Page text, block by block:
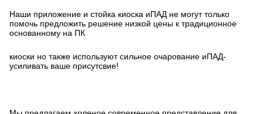
Наши приложение и стойка киоска иПАД не могут только
помочь предложить решение низкой цены к традиционное
основанному на ПК
киоски но также используют сильное очарование иПАД-
усиливать ваше присутсвие!